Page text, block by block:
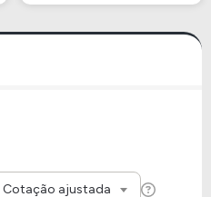
Cotação ajustada